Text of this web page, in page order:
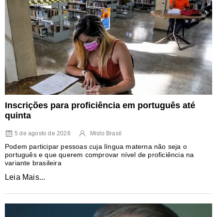
Inscrições para proficiência em português até
quinta
5 de agosto de 2026 Misto Brasil
Podem participar pessoas cuja língua materna não seja o
português e que querem comprovar nível de proficiência na
variante brasileira
Leia Mais...